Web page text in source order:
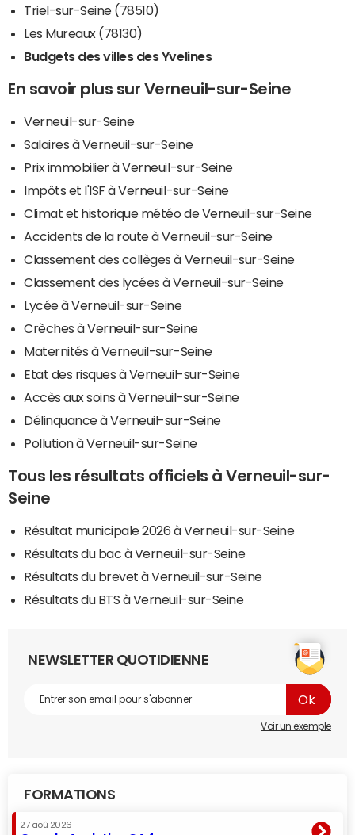
Triel-sur-Seine (78510)
Les Mureaux (78130)
Budgets des villes des Yvelines
En savoir plus sur Verneuil-sur-Seine
Verneuil-sur-Seine
Salaires à Verneuil-sur-Seine
Prix immobilier à Verneuil-sur-Seine
Impôts et l'ISF à Verneuil-sur-Seine
Climat et historique météo de Verneuil-sur-Seine
Accidents de la route à Verneuil-sur-Seine
Classement des collèges à Verneuil-sur-Seine
Classement des lycées à Verneuil-sur-Seine
Lycée à Verneuil-sur-Seine
Crèches à Verneuil-sur-Seine
Maternités à Verneuil-sur-Seine
Etat des risques à Verneuil-sur-Seine
Accès aux soins à Verneuil-sur-Seine
Délinquance à Verneuil-sur-Seine
Pollution à Verneuil-sur-Seine
Tous les résultats officiels à Verneuil-sur-
Seine
Résultat municipale 2026 à Verneuil-sur-Seine
Résultats du bac à Verneuil-sur-Seine
Résultats du brevet à Verneuil-sur-Seine
Résultats du BTS à Verneuil-sur-Seine
NEWSLETTER QUOTIDIENNE
Voir un exemple
FORMATIONS
27 aoû 2026